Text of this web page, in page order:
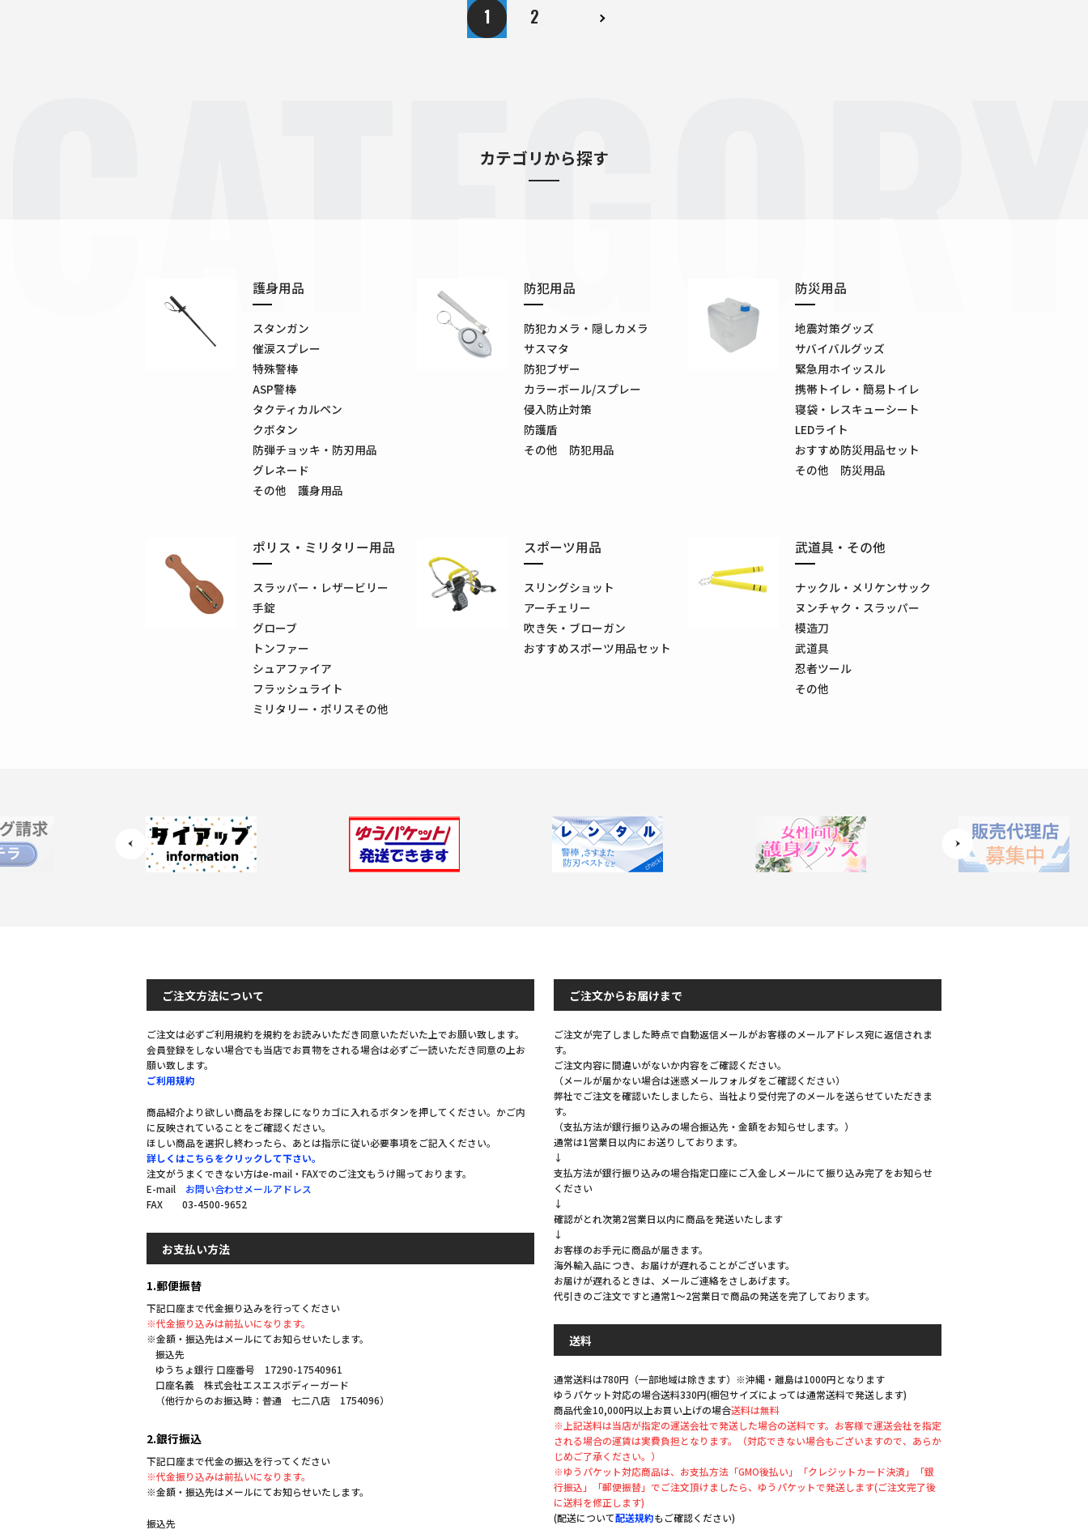
1 2
カテゴリから探す
護身用品
スタンガン
催涙スプレー
特殊警棒
ASP警棒
タクティカルペン
クボタン
防弾チョッキ・防刃用品
グレネード
その他 護身用品
防犯用品
防犯カメラ・隠しカメラ
サスマタ
防犯ブザー
カラーボール/スプレー
侵入防止対策
防護盾
その他 防犯用品
防災用品
地震対策グッズ
サバイバルグッズ
緊急用ホイッスル
携帯トイレ・簡易トイレ
寝袋・レスキューシート
LEDライト
おすすめ防災用品セット
その他 防災用品
ポリス・ミリタリー用品
スラッパー・レザービリー
手錠
グローブ
トンファー
シュアファイア
フラッシュライト
ミリタリー・ポリスその他
スポーツ用品
スリングショット
アーチェリー
吹き矢・ブローガン
おすすめスポーツ用品セット
武道具・その他
ナックル・メリケンサック
ヌンチャク・スラッパー
模造刀
武道具
忍者ツール
その他
Next
ご注文方法について
ご注文は必ずご利用規約を規約をお読みいただき同意いただいた上でお願い致します。
会員登録をしない場合でも当店でお買物をされる場合は必ずご一読いただき同意の上お
願い致します。
ご利用規約
商品紹介より欲しい商品をお探しになりカゴに入れるボタンを押してください。かご内
に反映されていることをご確認ください。
ほしい商品を選択し終わったら、あとは指示に従い必要事項をご記入ください。
詳しくはこちらをクリックして下さい。
注文がうまくできない方はe-mail・FAXでのご注文もうけ賜っております。
E-mail お問い合わせメールアドレス
FAX 03-4500-9652
お支払い方法
1.郵便振替
下記口座まで代金振り込みを行ってください
※代金振り込みは前払いになります。
※金額・振込先はメールにてお知らせいたします。
振込先
ゆうちょ銀行 口座番号 17290-17540961
口座名義 株式会社エスエスボディーガード
（他行からのお振込時：普通 七二八店 1754096）
2.銀行振込
下記口座まで代金の振込を行ってください
※代金振り込みは前払いになります。
※金額・振込先はメールにてお知らせいたします。
振込先
ご注文からお届けまで
ご注文が完了しました時点で自動返信メールがお客様のメールアドレス宛に返信されま
す。
ご注文内容に間違いがないか内容をご確認ください。
（メールが届かない場合は迷惑メールフォルダをご確認ください）
弊社でご注文を確認いたしましたら、当社より受付完了のメールを送らせていただきま
す。
（支払方法が銀行振り込みの場合振込先・金額をお知らせします。）
通常は1営業日以内にお送りしております。
↓
支払方法が銀行振り込みの場合指定口座にご入金しメールにて振り込み完了をお知らせ
ください
↓
確認がとれ次第2営業日以内に商品を発送いたします
↓
お客様のお手元に商品が届きます。
海外輸入品につき、お届けが遅れることがございます。
お届けが遅れるときは、メールご連絡をさしあげます。
代引きのご注文ですと通常1～2営業日で商品の発送を完了しております。
送料
通常送料は780円（一部地域は除きます）※沖縄・離島は1000円となります
ゆうパケット対応の場合送料330円(梱包サイズによっては通常送料で発送します)
商品代金10,000円以上お買い上げの場合送料は無料
※上記送料は当店が指定の運送会社で発送した場合の送料です。お客様で運送会社を指定
される場合の運賃は実費負担となります。（対応できない場合もございますので、あらか
じめご了承ください。）
※ゆうパケット対応商品は、お支払方法「GMO後払い」「クレジットカード決済」「銀
行振込」「郵便振替」でご注文頂けましたら、ゆうパケットで発送します(ご注文完了後
に送料を修正します)
(配送について配送規約もご確認ください)